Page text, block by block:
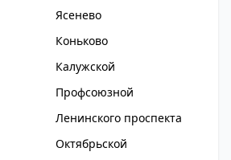
Ясенево
Коньково
Калужской
Профсоюзной
Ленинского проспекта
Октябрьской